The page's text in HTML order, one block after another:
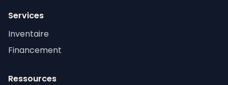
Services
Inventaire
Financement
Ressources